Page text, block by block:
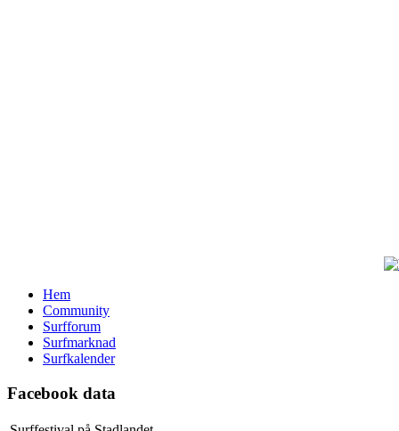
Hem
Community
Surfforum
Surfmarknad
Surfkalender
Facebook data